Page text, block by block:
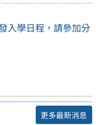
入學日程，請參加分
更多最新消息